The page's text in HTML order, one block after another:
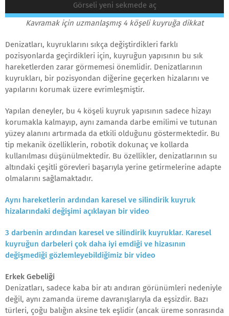
Görseli yeni sekmede aç
Kavramak için uzmanlaşmış 4 köşeli kuyruğa dikkat
Denizatları, kuyruklarını sıkça değiştirdikleri farklı
pozisyonlarda geçirdikleri için, kuyruğun yapısının bu sık
hareketlerden zarar görmemesi önemlidir. Denizatlarının
kuyrukları, bir pozisyondan diğerine geçerken hizalarını ve
yapılarını korumak üzere evrimleşmiştir.
Yapılan deneyler, bu 4 köşeli kuyruk yapısının sadece hizayı
korumakla kalmayıp, aynı zamanda darbe emilimi ve tutunan
yüzey alanını artırmada da etkili olduğunu göstermektedir. Bu
tip mekanik özelliklerin, robotik dokunaç ve kollarda
kullanılması düşünülmektedir. Bu özellikler, denizatlarının su
altındaki çeşitli görevleri başarıyla yerine getirmelerine adapte
olmalarını sağlamaktadır.
Aynı hareketlerin ardından karesel ve silindirik kuyruk
hizalarındaki değişimi açıklayan bir video
3 darbenin ardından karesel ve silindirik kuyruklar. Karesel
kuyruğun darbeleri çok daha iyi emdiği ve hizasının
değişmediği gözlemleyebildiğimiz bir video
Erkek Gebeliği
Denizatları, sadece kaba bir atı andıran görünümleri nedeniyle
değil, aynı zamanda üreme davranışlarıyla da eşsizdir. Bazı
türleri, çoğu balığın aksine tek eşlidir (ancak üreme sonrasında